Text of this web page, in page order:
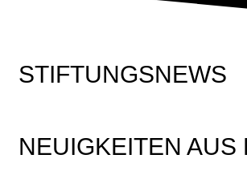
STIFTUNGSNEWS
NEUIGKEITEN AUS